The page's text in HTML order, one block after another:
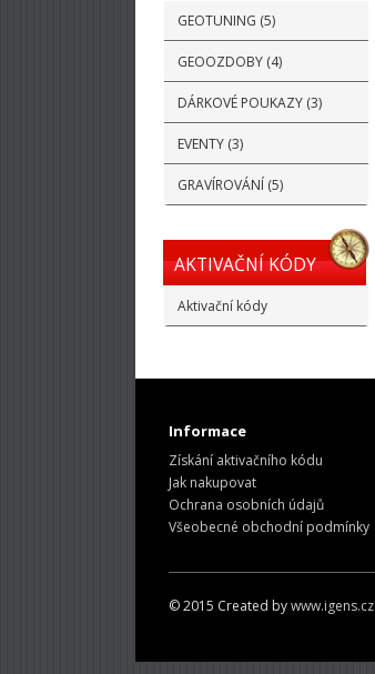
GEOTUNING (5)
GEOOZDOBY (4)
DÁRKOVÉ POUKAZY (3)
EVENTY (3)
GRAVÍROVÁNÍ (5)
AKTIVAČNÍ KÓDY
Aktivační kódy
Informace
Získání aktivačního kódu
Jak nakupovat
Ochrana osobních údajů
Všeobecné obchodní podmínky
© 2015 Created bywww.igens.cz